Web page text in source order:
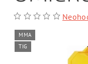
MMA
TIG